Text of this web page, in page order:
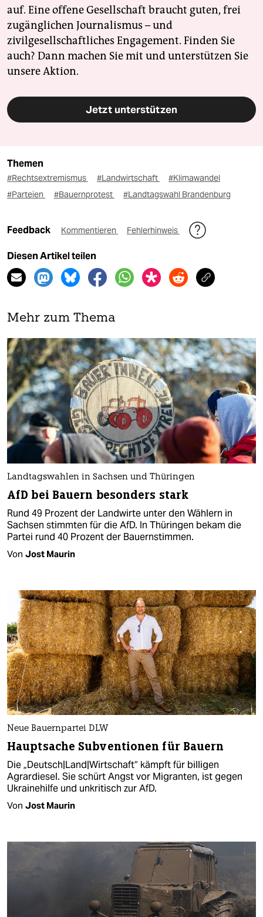
auf. Eine offene Gesellschaft braucht guten, frei
zugänglichen Journalismus – und
zivilgesellschaftliches Engagement. Finden Sie
auch? Dann machen Sie mit und unterstützen Sie
unsere Aktion.
Jetzt unterstützen
Themen
#Rechtsextremismus #Landwirtschaft
#Klimawandel
#Parteien
#Bauernprotest #Landtagswahl Brandenburg
Feedback Kommentieren Fehlerhinweis
Diesen Artikel teilen
Mehr zum Thema
Landtagswahlen in Sachsen und Thüringen
AfD bei Bauern besonders stark
Rund 49 Prozent der Landwirte unter den Wählern in
Sachsen stimmten für die AfD. In Thüringen bekam die
Partei rund 40 Prozent der Bauernstimmen.
Von Jost Maurin
Neue Bauernpartei DLW
Hauptsache Subventionen für Bauern
Die „Deutsch|Land|Wirtschaft“ kämpft für billigen
Agrardiesel. Sie schürt Angst vor Migranten, ist gegen
Ukrainehilfe und unkritisch zur AfD.
Von Jost Maurin